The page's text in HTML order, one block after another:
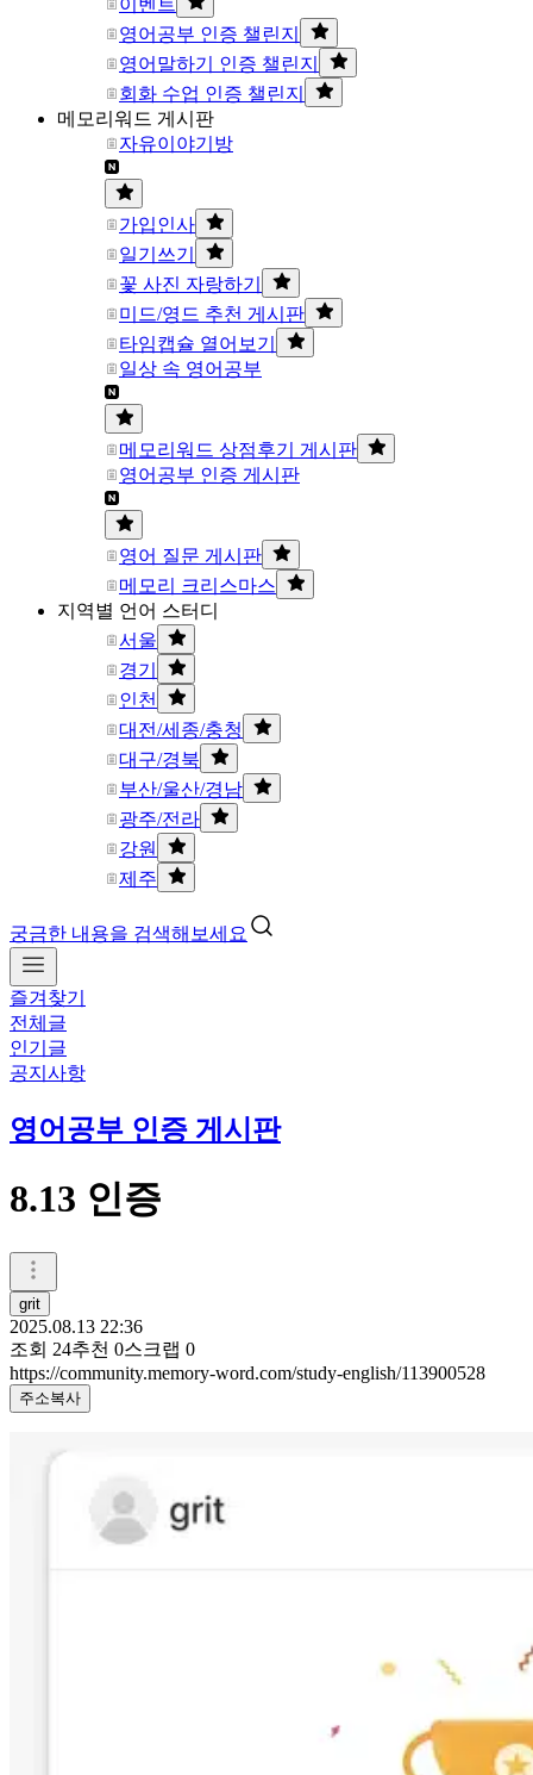
이벤트
영어공부 인증 챌린지
영어말하기 인증 챌린지
회화 수업 인증 챌린지
메모리워드 게시판
자유이야기방
가입인사
일기쓰기
꽃 사진 자랑하기
미드/영드 추천 게시판
타임캡슐 열어보기
일상 속 영어공부
메모리워드 상점후기 게시판
영어공부 인증 게시판
영어 질문 게시판
메모리 크리스마스
지역별 언어 스터디
서울
경기
인천
대전/세종/충청
대구/경북
부산/울산/경남
광주/전라
강원
제주
궁금한 내용을 검색해보세요
즐겨찾기
전체글
인기글
공지사항
영어공부 인증 게시판
8.13 인증
grit
2025.08.13 22:36
조회 24추천 0스크랩 0
https://community.memory-word.com/study-english/113900528
주소복사